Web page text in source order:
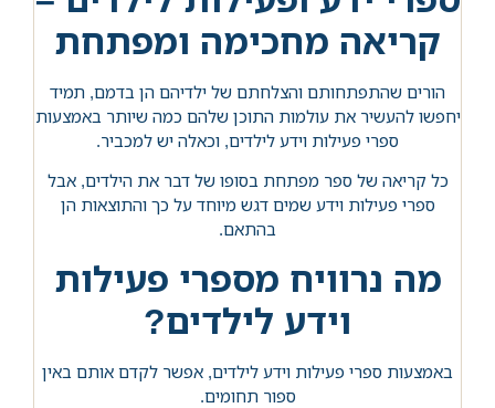
קריאה מחכימה ומפתחת
הורים שהתפתחותם והצלחתם של ילדיהם הן בדמם, תמיד
יחפשו להעשיר את עולמות התוכן שלהם כמה שיותר באמצעות
ספרי פעילות וידע לילדים, וכאלה יש למכביר.
כל קריאה של ספר מפתחת בסופו של דבר את הילדים, אבל
ספרי פעילות וידע שמים דגש מיוחד על כך והתוצאות הן
בהתאם.
מה נרוויח מספרי פעילות
וידע לילדים?
באמצעות ספרי פעילות וידע לילדים, אפשר לקדם אותם באין
ספור תחומים.